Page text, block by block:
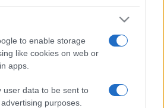
to enable storage
like cookies on web or
apps.
user data to be sent to
purposes.
keleties dallamaival. A koncertet
Színház igazgatója, Egerházi Attila
a közös bérlet megvalósul.
előadásuk témája a szenvedély, a